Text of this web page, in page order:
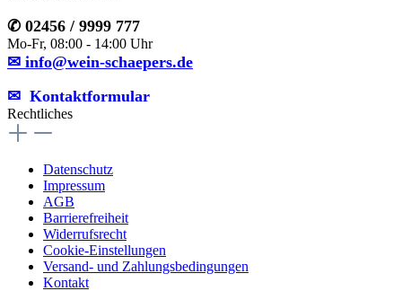
✆ 02456 / 9999 777
Mo-Fr, 08:00 - 14:00 Uhr
✉ info@wein-schaepers.de
✉︎ Kontaktformular
Rechtliches
Datenschutz
Impressum
AGB
Barrierefreiheit
Widerrufsrecht
Cookie-Einstellungen
Versand- und Zahlungsbedingungen
Kontakt